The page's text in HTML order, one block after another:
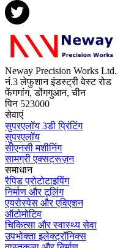
Neway Precision Works Ltd.
नं.3 लेफुशान इंडस्ट्री वेस्ट रोड
फेंगगांग, डोंगगुआन, चीन
पिन 523000
सेवाएं
सुपरएलॉय 3डी प्रिंटिंग
सुपरएलॉय
सीएनसी मशीनिंग
सामग्री एक्सट्रूज़न
समाधान
रैपिड प्रोटोटाइपिंग
निर्माण और टूलिंग
एयरोस्पेस और एविएशन
ऑटोमोटिव
चिकित्सा और स्वास्थ्य सेवा
उपभोक्ता इलेक्ट्रॉनिक्स